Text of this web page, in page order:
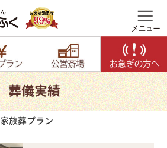
葬儀実績
家族葬プラン